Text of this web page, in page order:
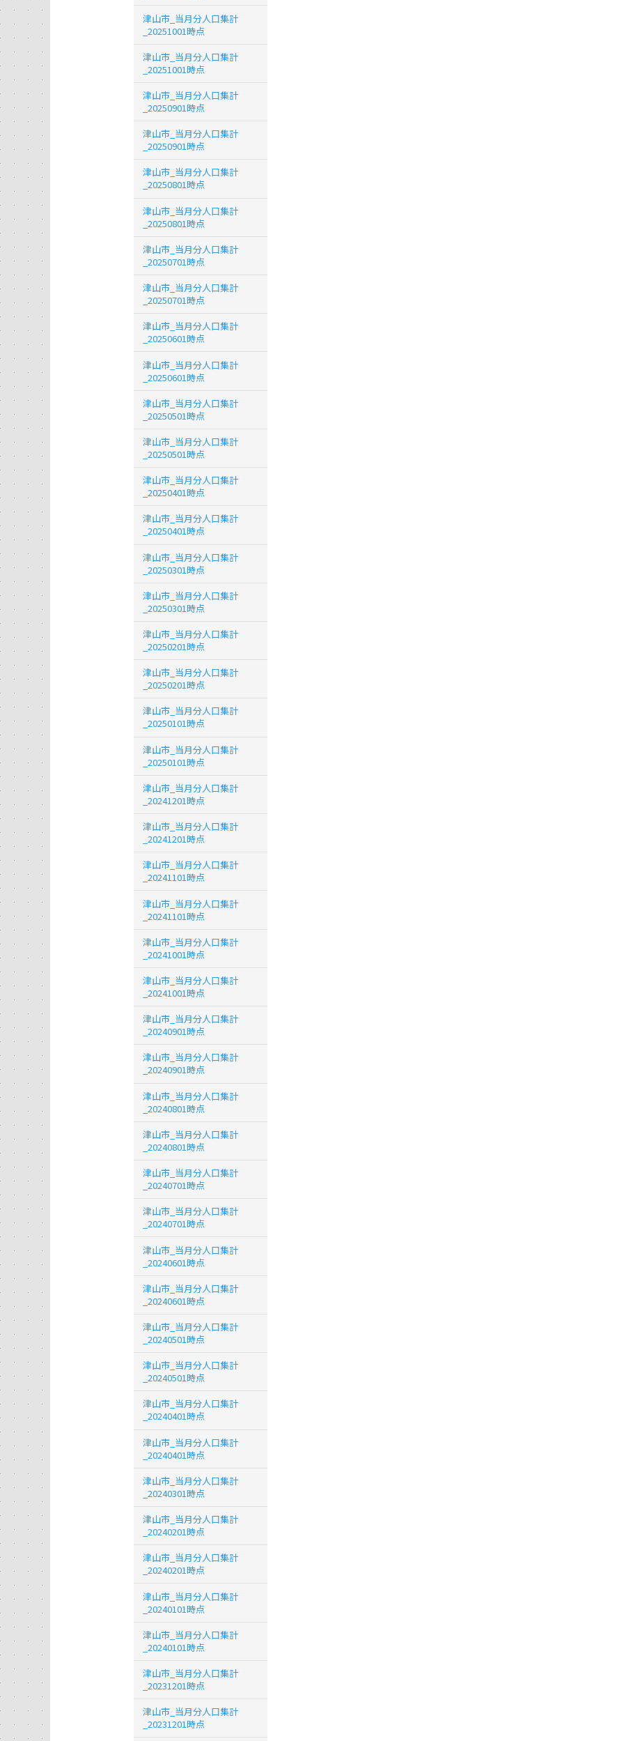
津山市_当月分人口集計
_20251001時点
津山市_当月分人口集計
_20251001時点
津山市_当月分人口集計
_20250901時点
津山市_当月分人口集計
_20250901時点
津山市_当月分人口集計
_20250801時点
津山市_当月分人口集計
_20250801時点
津山市_当月分人口集計
_20250701時点
津山市_当月分人口集計
_20250701時点
津山市_当月分人口集計
_20250601時点
津山市_当月分人口集計
_20250601時点
津山市_当月分人口集計
_20250501時点
津山市_当月分人口集計
_20250501時点
津山市_当月分人口集計
_20250401時点
津山市_当月分人口集計
_20250401時点
津山市_当月分人口集計
_20250301時点
津山市_当月分人口集計
_20250301時点
津山市_当月分人口集計
_20250201時点
津山市_当月分人口集計
_20250201時点
津山市_当月分人口集計
_20250101時点
津山市_当月分人口集計
_20250101時点
津山市_当月分人口集計
_20241201時点
津山市_当月分人口集計
_20241201時点
津山市_当月分人口集計
_20241101時点
津山市_当月分人口集計
_20241101時点
津山市_当月分人口集計
_20241001時点
津山市_当月分人口集計
_20241001時点
津山市_当月分人口集計
_20240901時点
津山市_当月分人口集計
_20240901時点
津山市_当月分人口集計
_20240801時点
津山市_当月分人口集計
_20240801時点
津山市_当月分人口集計
_20240701時点
津山市_当月分人口集計
_20240701時点
津山市_当月分人口集計
_20240601時点
津山市_当月分人口集計
_20240601時点
津山市_当月分人口集計
_20240501時点
津山市_当月分人口集計
_20240501時点
津山市_当月分人口集計
_20240401時点
津山市_当月分人口集計
_20240401時点
津山市_当月分人口集計
_20240301時点
津山市_当月分人口集計
_20240201時点
津山市_当月分人口集計
_20240201時点
津山市_当月分人口集計
_20240101時点
津山市_当月分人口集計
_20240101時点
津山市_当月分人口集計
_20231201時点
津山市_当月分人口集計
_20231201時点